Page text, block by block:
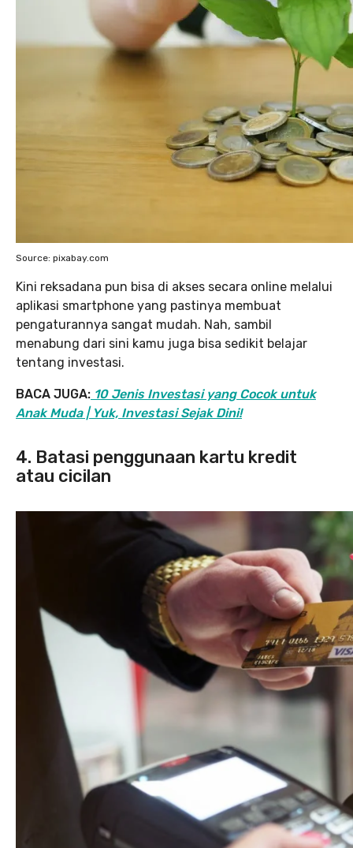
Source: pixabay.com
Kini reksadana pun bisa di akses secara online melalui
aplikasi smartphone yang pastinya membuat
pengaturannya sangat mudah. Nah, sambil
menabung dari sini kamu juga bisa sedikit belajar
tentang investasi.
BACA JUGA: 10 Jenis Investasi yang Cocok untuk
Anak Muda | Yuk, Investasi Sejak Dini!
4. Batasi penggunaan kartu kredit
atau cicilan